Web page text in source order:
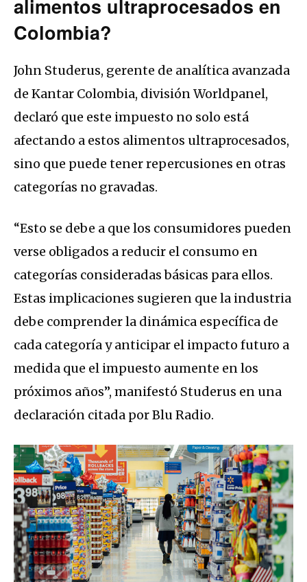
alimentos ultraprocesados en
Colombia?
John Studerus, gerente de analítica avanzada
de Kantar Colombia, división Worldpanel,
declaró que este impuesto no solo está
afectando a estos alimentos ultraprocesados,
sino que puede tener repercusiones en otras
categorías no gravadas.
“Esto se debe a que los consumidores pueden
verse obligados a reducir el consumo en
categorías consideradas básicas para ellos.
Estas implicaciones sugieren que la industria
debe comprender la dinámica específica de
cada categoría y anticipar el impacto futuro a
medida que el impuesto aumente en los
próximos años”, manifestó Studerus en una
declaración citada por Blu Radio.